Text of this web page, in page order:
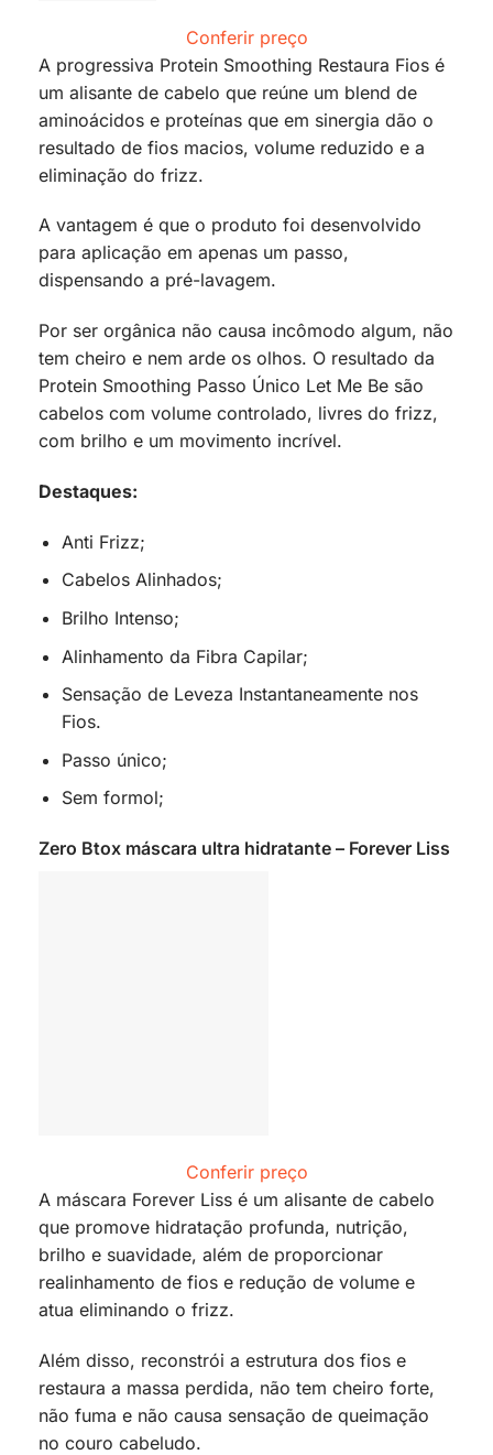
Conferir preço
A progressiva Protein Smoothing Restaura Fios é
um alisante de cabelo que reúne um blend de
aminoácidos e proteínas que em sinergia dão o
resultado de fios macios, volume reduzido e a
eliminação do frizz.
A vantagem é que o produto foi desenvolvido
para aplicação em apenas um passo,
dispensando a pré-lavagem.
Por ser orgânica não causa incômodo algum, não
tem cheiro e nem arde os olhos. O resultado da
Protein Smoothing Passo Único Let Me Be são
cabelos com volume controlado, livres do frizz,
com brilho e um movimento incrível.
Destaques:
Anti Frizz;
Cabelos Alinhados;
Brilho Intenso;
Alinhamento da Fibra Capilar;
Sensação de Leveza Instantaneamente nos
Fios.
Passo único;
Sem formol;
Zero Btox máscara ultra hidratante – Forever Liss
Conferir preço
A máscara Forever Liss é um alisante de cabelo
que promove hidratação profunda, nutrição,
brilho e suavidade, além de proporcionar
realinhamento de fios e redução de volume e
atua eliminando o frizz.
Além disso, reconstrói a estrutura dos fios e
restaura a massa perdida, não tem cheiro forte,
não fuma e não causa sensação de queimação
no couro cabeludo.